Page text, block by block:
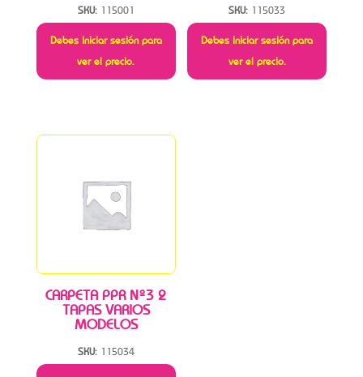
SKU: 115001
Debes iniciar sesión para
ver el precio.
SKU: 115033
Debes iniciar sesión para
ver el precio.
CARPETA PPR Nº3 2
TAPAS VARIOS
MODELOS
SKU: 115034